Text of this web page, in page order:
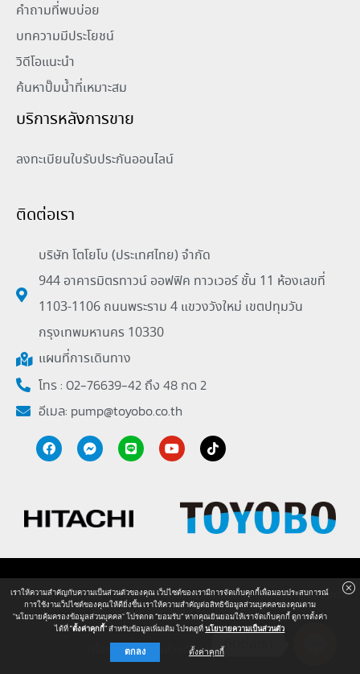
คำถามที่พบบ่อย
บทความมีประโยชน์
วิดีโอแนะนำ
ค้นหาปั๊มน้ำที่เหมาะสม
บริการหลังการขาย
ลงทะเบียนใบรับประกันออนไลน์
ติดต่อเรา
บริษัท โตโยโบ (ประเทศไทย) จำกัด
944 อาคารมิตรทาวน์ ออฟฟิค ทาวเวอร์ ชั้น 11 ห้องเลขที่
1103-1106 ถนนพระราม 4 แขวงวังใหม่ เขตปทุมวัน
กรุงเทพมหานคร 10330
แผนที่การเดินทาง
โทร : 02-76639-42 ถึง 48 กด 2
อีเมล: pump@toyobo.co.th
Copyright © 2026 Toyobo (Thailand) Company Limited. All Rights
Reserved. Powered byPowerplus
นโยบายความเป็นส่วนตัวIแผนผังเว็ปไซต์
เราให้ความสำคัญกับความเป็นส่วนตัวของคุณ เว็ปไซต์ของเรามีการจัดเก็บคุกกี้เพื่อมอบประสบการณ์
การใช้งานเว็ปไซต์ของคุณให้ดียิ่งขึ้น เราให้ความสำคัญต่อสิทธิข้อมูลส่วนบุคคลของคุณตาม
"นโยบายคุ้มครองข้อมูลส่วนบุคคล" โปรดกด “ยอมรับ” หากคุณยินยอมให้เราจัดเก็บคุกกี้ ดูการตั้งค่า
ได้ที่"ตั้งค่าคุกกี้” สำหรับข้อมูลเพิ่มเติม โปรดดูที่นโยบายความเป็นส่วนตัว
ตั้งค่าคุกกี้
ตกลง ติดต่อเรา